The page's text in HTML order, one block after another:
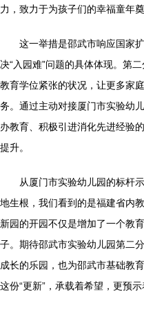
力，致力于为孩子们的幸福童年奠
这一举措是邵武市响应国家
决“入园难”问题的具体体现。第
教育学位紧张的状况，让更多家
务。通过主动对接厦门市实验幼
办教育、积极引进消化先进经验
提升。
从厦门市实验幼儿园的标杆
地生根，我们看到的是福建省内
新园的开园不仅是增加了一个教
子。期待邵武市实验幼儿园第二
成长的乐园，也为邵武市基础教
这份“更新”，承载着希望，更预示